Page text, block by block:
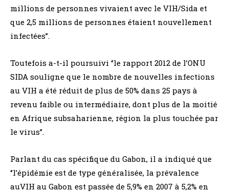
millions de personnes vivaient avec le VIH/Sida et
que 2,5 millions de personnes étaient nouvellement
infectées’’.
Toutefois a-t-il poursuivi ‘’le rapport 2012 de l’ONU
SIDA souligne que le nombre de nouvelles infections
au VIH a été réduit de plus de 50% dans 25 pays à
revenu faible ou intermédiaire, dont plus de la moitié
en Afrique subsaharienne, région la plus touchée par
le virus’’.
Parlant du cas spécifique du Gabon, il a indiqué que
‘’l’épidémie est de type généralisée, la prévalence
auVIH au Gabon est passée de 5,9% en 2007 à 5,2% en